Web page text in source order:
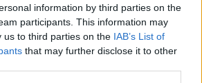
information by third parties on the
participants. This information may
us to third parties on the IAB’s List of
that may further disclose it to other
teszik, hogy a zeneszerző